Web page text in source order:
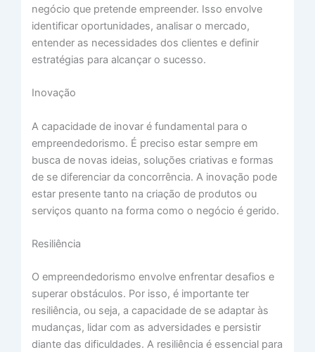
negócio que pretende empreender. Isso envolve
identificar oportunidades, analisar o mercado,
entender as necessidades dos clientes e definir
estratégias para alcançar o sucesso.
Inovação
A capacidade de inovar é fundamental para o
empreendedorismo. É preciso estar sempre em
busca de novas ideias, soluções criativas e formas
de se diferenciar da concorrência. A inovação pode
estar presente tanto na criação de produtos ou
serviços quanto na forma como o negócio é gerido.
Resiliência
O empreendedorismo envolve enfrentar desafios e
superar obstáculos. Por isso, é importante ter
resiliência, ou seja, a capacidade de se adaptar às
mudanças, lidar com as adversidades e persistir
diante das dificuldades. A resiliência é essencial para